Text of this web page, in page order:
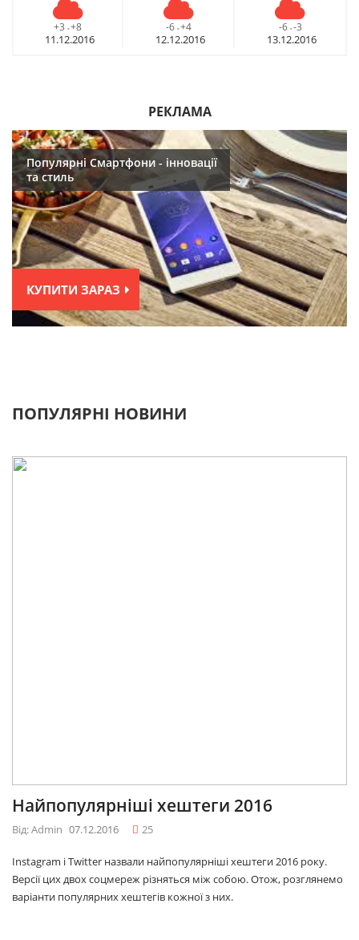
+3 - +8
11.12.2016
-6 - +4
12.12.2016
-6 - -3
13.12.2016
РЕКЛАМА
Популярні Смартфони - інновації
та стиль
КУПИТИ ЗАРАЗ
ПОПУЛЯРНІ НОВИНИ
Найпопулярніші хештеги 2016
Від: Admin 07.12.2016 25
Instagram і Twitter назвали найпопулярніші хештеги 2016 року.
Версії цих двох соцмереж різняться між собою. Отож, розглянемо
варіанти популярних хештегів кожної з них.